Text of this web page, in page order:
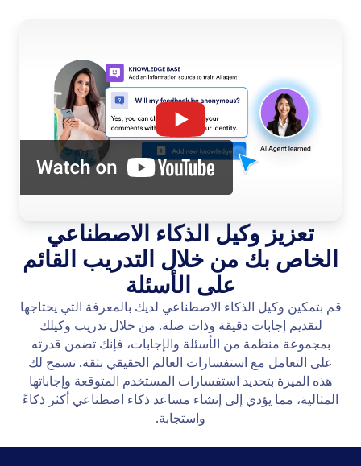
تعزيز وكيل الذكاء الاصطناعي
الخاص بك من خلال التدريب القائم
على الأسئلة
قم بتمكين وكيل الذكاء الاصطناعي لديك بالمعرفة التي يحتاجها
لتقديم إجابات دقيقة وذات صلة. من خلال تدريب وكيلك
بمجموعة منظمة من الأسئلة والإجابات، فإنك تضمن قدرته
على التعامل مع استفسارات العالم الحقيقي بثقة. تسمح لك
هذه الميزة بتحديد استفسارات المستخدم المتوقعة وإجاباتها
المثالية، مما يؤدي إلى إنشاء مساعد ذكاء اصطناعي أكثر ذكاءً
واستجابة.